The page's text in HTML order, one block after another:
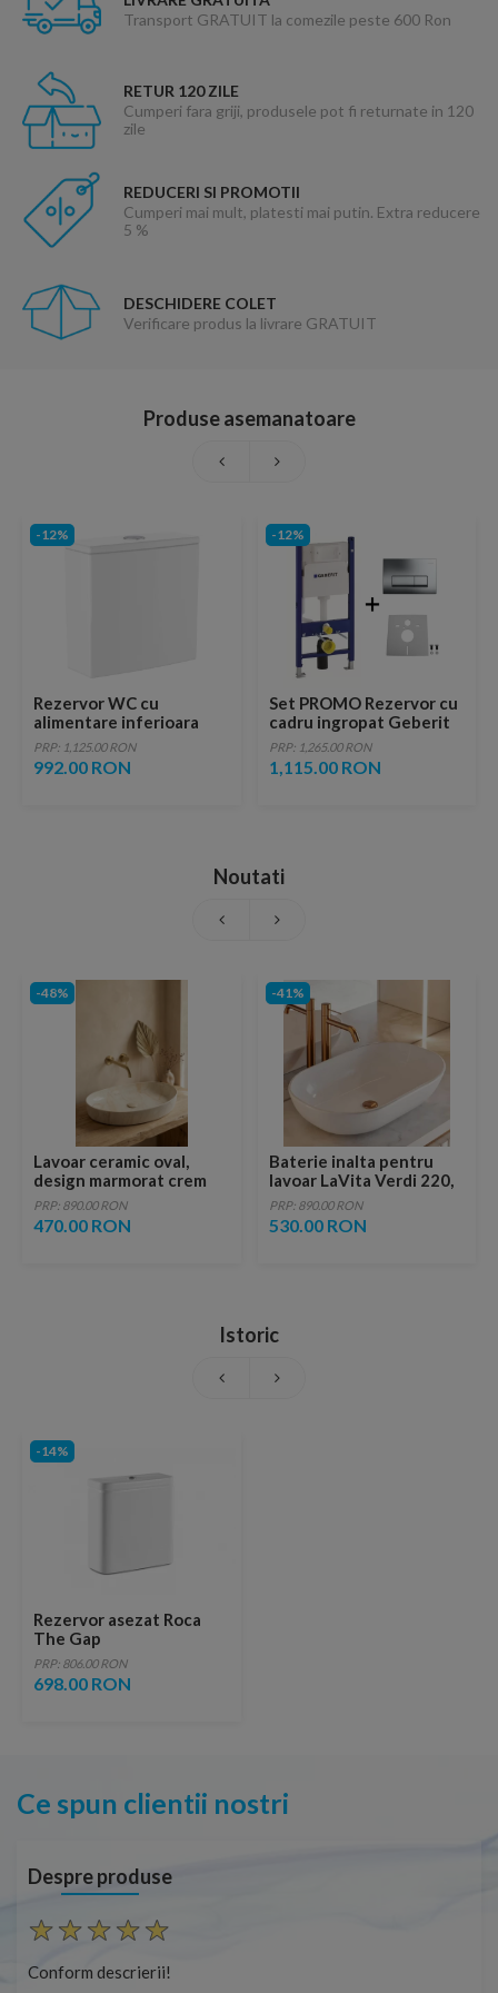
Transport GRATUIT la comezile peste 600 Ron
RETUR 120 ZILE
Cumperi fara griji, produsele pot fi returnate in 120
zile
REDUCERI SI PROMOTII
Cumperi mai mult, platesti mai putin. Extra reducere
5 %
DESCHIDERE COLET
Verificare produs la livrare GRATUIT
Produse asemanatoare
-12%
Rezervor WC cu
alimentare inferioara
Roca Ona alb lucios
Supraglaze
PRP: 1,125.00 RON
992.00 RON
-12%
Set PROMO Rezervor cu
cadru ingropat Geberit
Delta, cu sistem fixare si
clapeta crom Delta 51
PRP: 1,265.00 RON
1,115.00 RON
Noutati
-48%
Lavoar ceramic oval,
design marmorat crem
lucios cu vene aurii,
ventil inclus
PRP: 890.00 RON
470.00 RON
-41%
Baterie inalta pentru
lavoar LaVita Verdi 220,
fara ventil, brushed
copper
PRP: 890.00 RON
530.00 RON
Istoric
-14%
Rezervor asezat Roca
The Gap
PRP: 806.00 RON
698.00 RON
Ce spun clientii nostri
Despre produse
Conform descrierii!